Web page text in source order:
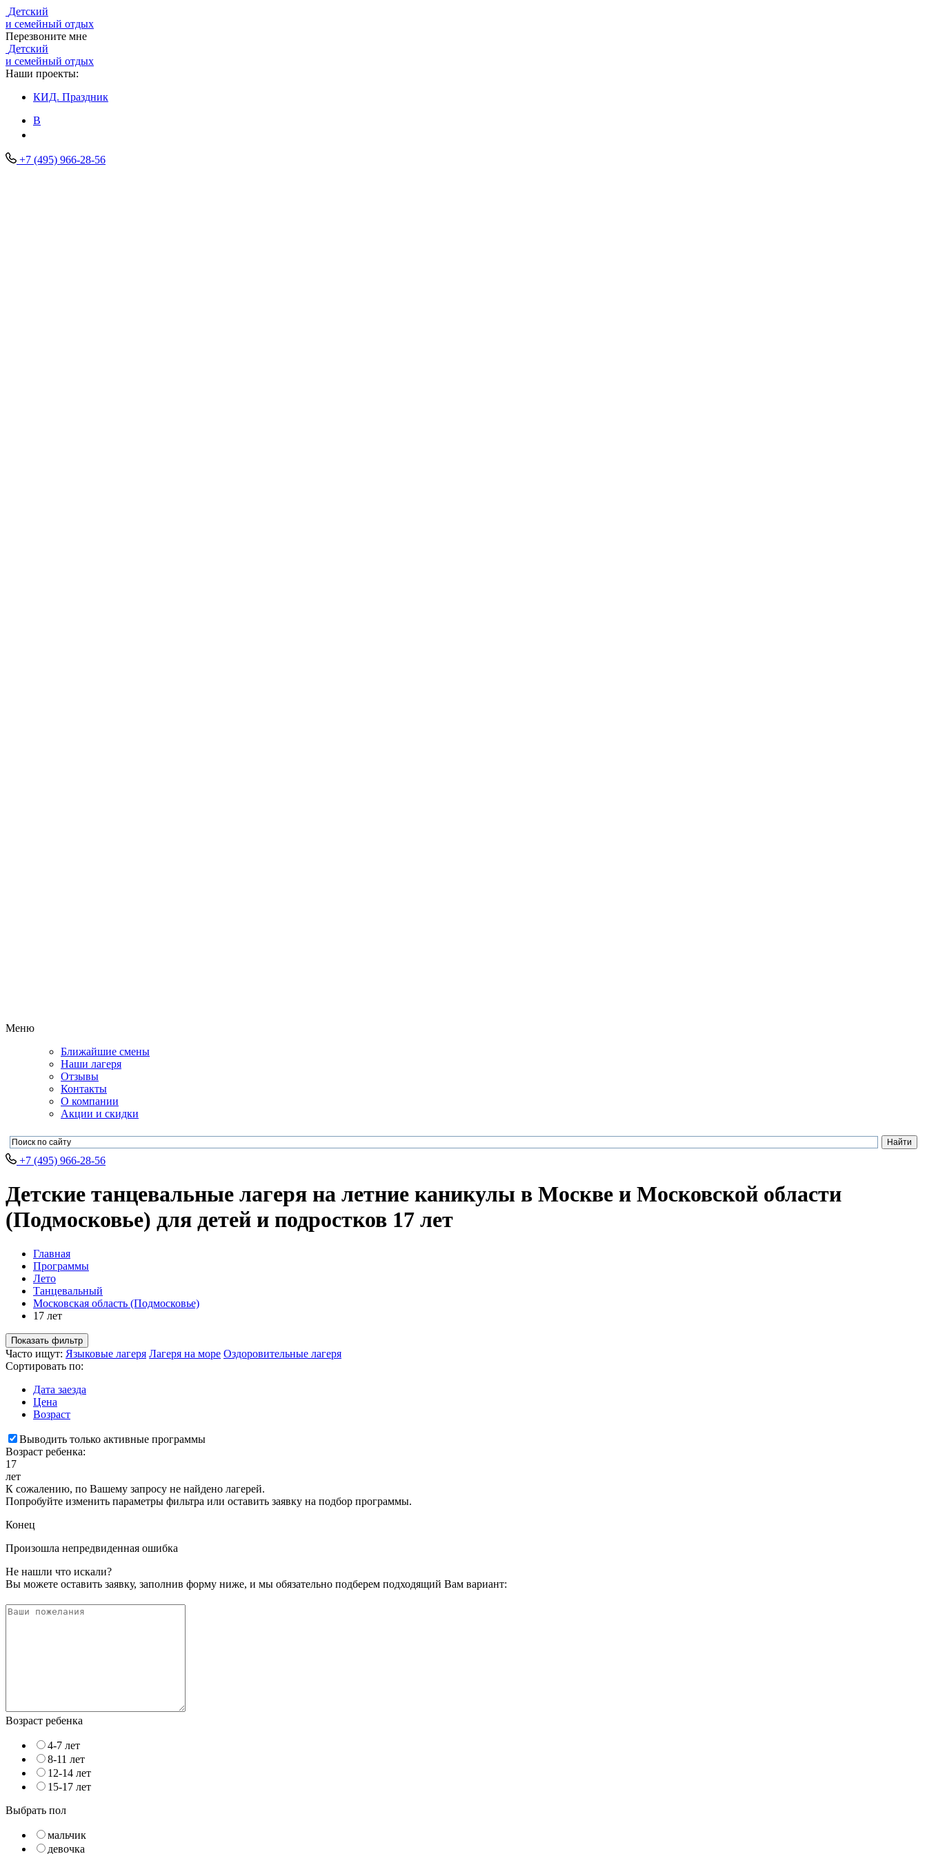
Детский
и семейный отдых
Перезвоните мне
Детский
и семейный отдых
Наши проекты:
КИД. Праздник
В
+7 (495) 966-28-56
Меню
Ближайшие смены
Наши лагеря
Отзывы
Контакты
О компании
Акции и скидки
+7 (495) 966-28-56
Детские танцевальные лагеря на летние каникулы в Москве и Московской области
(Подмосковье) для детей и подростков 17 лет
Главная
Программы
Лето
Танцевальный
Московская область (Подмосковье)
17 лет
Показать фильтр
Часто ищут: Языковые лагеря Лагеря на море Оздоровительные лагеря
Сортировать по:
Дата заезда
Цена
Возраст
Выводить только активные программы
Возраст ребенка:
17
лет
К сожалению, по Вашему запросу не найдено лагерей.
Попробуйте изменить параметры фильтра или оставить заявку на подбор программы.
Конец
Произошла непредвиденная ошибка
Не нашли что искали?
Вы можете оставить заявку, заполнив форму ниже, и мы обязательно подберем подходящий Вам вариант:
Возраст ребенка
4-7 лет
8-11 лет
12-14 лет
15-17 лет
Выбрать пол
мальчик
девочка